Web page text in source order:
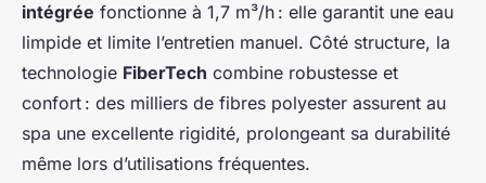
intégrée fonctionne à 1,7 m³/h : elle garantit une eau
limpide et limite l’entretien manuel. Côté structure, la
technologie FiberTech combine robustesse et
confort : des milliers de fibres polyester assurent au
spa une excellente rigidité, prolongeant sa durabilité
même lors d’utilisations fréquentes.